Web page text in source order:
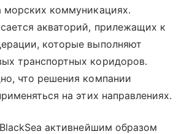
морских коммуникациях.
акваторий, прилежащих к
которые выполняют
транспортных коридоров.
что решения компании
на этих направлениях.
активнейшим образом